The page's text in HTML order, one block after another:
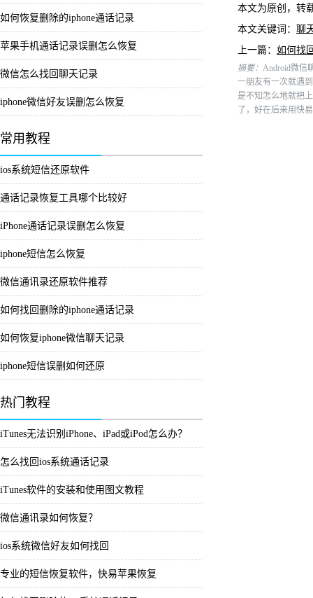
如何恢复删除的iphone通话记录
苹果手机通话记录误删怎么恢复
微信怎么找回聊天记录
iphone微信好友误删怎么恢复
常用教程
ios系统短信还原软件
通话记录恢复工具哪个比较好
iPhone通话记录误删怎么恢复
iphone短信怎么恢复
微信通讯录还原软件推荐
如何找回删除的iphone通话记录
如何恢复iphone微信聊天记录
iphone短信误删如何还原
热门教程
iTunes无法识别iPhone、iPad或iPod怎么办？
怎么找回ios系统通话记录
iTunes软件的安装和使用图文教程
微信通讯录如何恢复？
ios系统微信好友如何找回
专业的短信恢复软件，快易苹果恢复
本文为原创，转
本文关键词： 聊
上一篇： 如何找
摘要： Android微信
一朋友有一次就遇
是不知怎么地就把
了，好在后来用快